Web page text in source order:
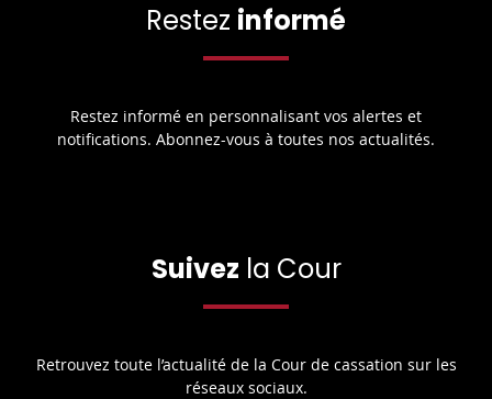
Restez informé
Restez informé en personnalisant vos alertes et
notifications. Abonnez-vous à toutes nos actualités.
Suivez la Cour
Retrouvez toute l’actualité de la Cour de cassation sur les
réseaux sociaux.